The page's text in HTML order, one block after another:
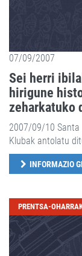
07/09/2007
Sei herri
hirigune
zeharkatuko
2007/09/10 Santa
Klubak antolatu
INFORMAZIO
PRENTSA-